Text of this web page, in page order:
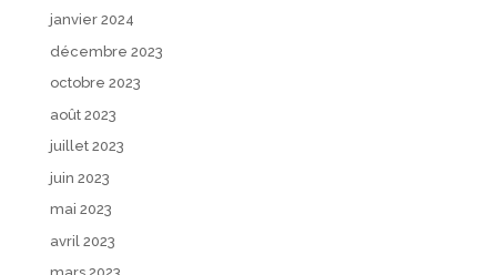
janvier 2024
décembre 2023
octobre 2023
août 2023
juillet 2023
juin 2023
mai 2023
avril 2023